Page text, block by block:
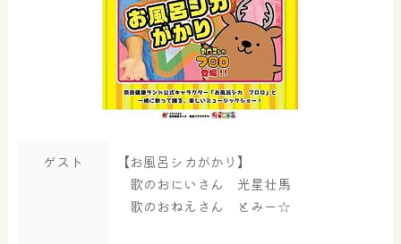
ゲスト
【お風呂シカがかり】
歌のおにいさん 光星壮馬
歌のおねえさん とみー☆